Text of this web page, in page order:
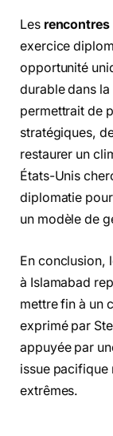
Les rencontres
exercice
opportunité
durable dans
permettrait de
stratégiques,
restaurer un
États-Unis
diplomatie
un modèle de
En conclusion,
à Islamabad
mettre fin à un
exprimé par
appuyée par
issue pacifique
extrêmes.